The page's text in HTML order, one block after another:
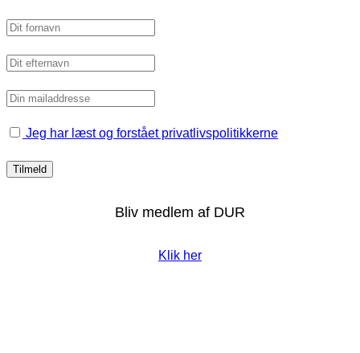
Jeg har læst og forstået privatlivspolitikkerne
Bliv medlem af DUR
Klik her